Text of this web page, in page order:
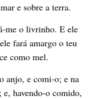
e sobre a terra.
me o livrinho. E ele
fará amargo o teu
como mel.
anjo, e comi-o; e na
havendo-o comido,